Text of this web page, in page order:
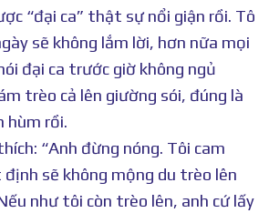
“đại ca” thật sự nổi giận rồi. Tô
sẽ không lắm lời, hơn nữa mọi
đại ca trước giờ không ngủ
trèo cả lên giường sói, đúng là
hùm rồi.
“Anh đừng nóng. Tôi cam
sẽ không mộng du trèo lên
như tôi còn trèo lên, anh cứ lấy